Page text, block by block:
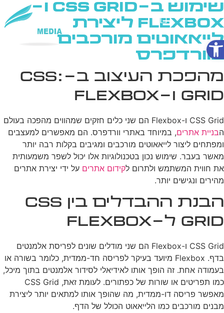
פתח סרגל נגישות
שימוש ב-CSS Grid ו-
Flexbox ליצירת
לייאאוטים מורכבים
בוורדפרס
מהפכת העיצוב ב-CSS:
Grid ו-Flexbox
CSS Grid ו-Flexbox הם שני כלים חזקים שמהווים מהפכה בעולם
הבניית אתרים, במיוחד באתרי וורדפרס. הם מאפשרים למעצבים
ומפתחים ליצור לייאאוטים מורכבים ומגיבים בקלות רבה יותר
מאשר בעבר. שימוש נכון בטכנולוגיות אלו יכול לשפר משמעותית
את חווית המשתמש ולתרום לקידום אתרים על ידי יצירת אתרים
מהירים ונגישים יותר.
הבנת ההבדלים בין CSS
Grid ל-Flexbox
CSS Grid ו-Flexbox הם שני מודלים שונים לפריסת אלמנטים
בדף. Flexbox מיועד בעיקר לפריסה חד-ממדית, כלומר בשורה או
בעמודה אחת. זה הופך אותו לאידיאלי לסידור אלמנטים בתוך מיכל,
כמו תפריטים או שורות של כפתורים. לעומת זאת, CSS Grid
מאפשר פריסה דו-ממדית, מה שהופך אותו למתאים יותר ליצירת
מבנים מורכבים כמו הלייאאוט הכולל של הדף.